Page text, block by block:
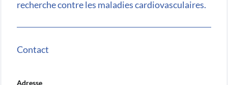
recherche contre les maladies cardiovasculaires.
Contact
Adresse